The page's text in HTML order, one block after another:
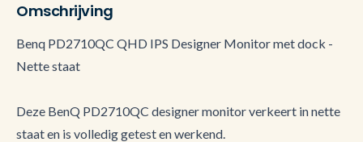
Omschrijving
Benq PD2710QC QHD IPS Designer Monitor met dock -
Nette staat
Deze BenQ PD2710QC designer monitor verkeert in nette
staat en is volledig getest en werkend.